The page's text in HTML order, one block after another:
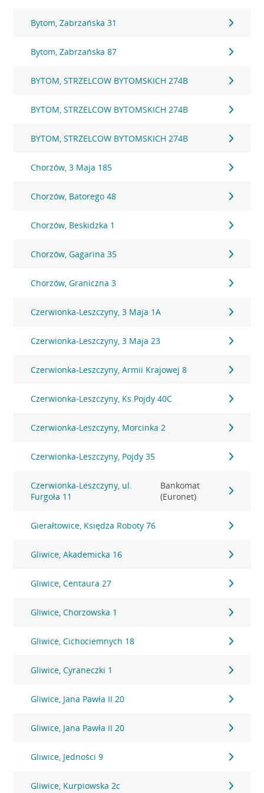
Bytom, Zabrzańska 31
Bytom, Zabrzańska 87
BYTOM, STRZELCOW BYTOMSKICH 274B
BYTOM, STRZELCOW BYTOMSKICH 274B
BYTOM, STRZELCOW BYTOMSKICH 274B
Chorzów, 3 Maja 185
Chorzów, Batorego 48
Chorzów, Beskidzka 1
Chorzów, Gagarina 35
Chorzów, Graniczna 3
Czerwionka-Leszczyny, 3 Maja 1A
Czerwionka-Leszczyny, 3 Maja 23
Czerwionka-Leszczyny, Armii Krajowej 8
Czerwionka-Leszczyny, Ks.Pojdy 40C
Czerwionka-Leszczyny, Morcinka 2
Czerwionka-Leszczyny, Pojdy 35
Czerwionka-Leszczyny, ul.
Furgoła 11
Bankomat
(Euronet)
Gierałtowice, Księdza Roboty 76
Gliwice, Akademicka 16
Gliwice, Centaura 27
Gliwice, Chorzowska 1
Gliwice, Cichociemnych 18
Gliwice, Cyraneczki 1
Gliwice, Jana Pawła II 20
Gliwice, Jana Pawła II 20
Gliwice, Jedności 9
Gliwice, Kurpiowska 2c